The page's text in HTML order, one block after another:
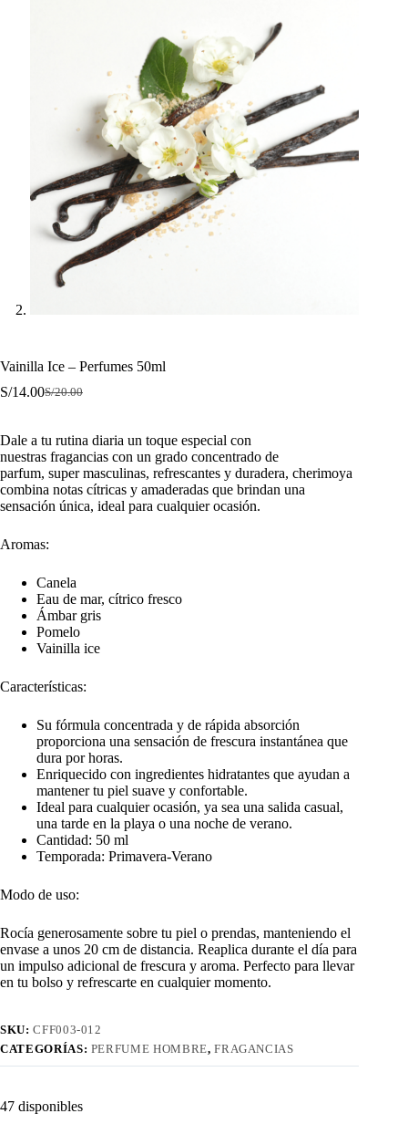
Vainilla Ice – Perfumes 50ml
S/20.00
El
original
era:
S/20.00.
S/14.00El
actual
es:
S/14.00.
Dale a tu rutina diaria un toque especial con
nuestras fragancias con un grado concentrado de
parfum, super masculinas, refrescantes y duradera, cherimoya
combina notas cítricas y amaderadas que brindan una
sensación única, ideal para cualquier ocasión.
Aromas:
Canela
Eau de mar, cítrico fresco
Ámbar gris
Pomelo
Vainilla ice
Características:
Su fórmula concentrada y de rápida absorción
proporciona una sensación de frescura instantánea que
dura por horas.
Enriquecido con ingredientes hidratantes que ayudan a
mantener tu piel suave y confortable.
Ideal para cualquier ocasión, ya sea una salida casual,
una tarde en la playa o una noche de verano.
Cantidad: 50 ml
Temporada: Primavera-Verano
Modo de uso:
Rocía generosamente sobre tu piel o prendas, manteniendo el
envase a unos 20 cm de distancia. Reaplica durante el día para
un impulso adicional de frescura y aroma. Perfecto para llevar
en tu bolso y refrescarte en cualquier momento.
SKU:CFF003-012
CATEGORÍAS: PERFUME HOMBRE,FRAGANCIAS
47 disponibles